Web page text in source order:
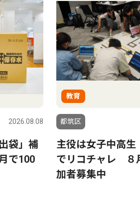
2026.08.08
袋」補
で100
教育
都筑区
主役は女子中高
でリコチャレ ８
加者募集中